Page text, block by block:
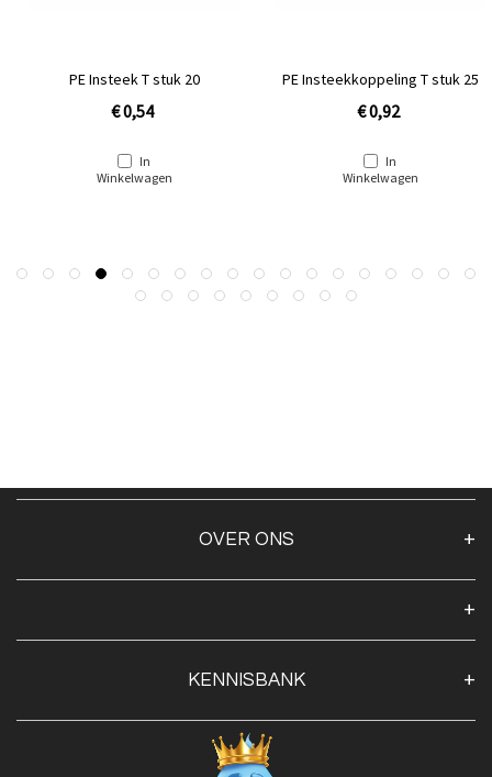
PE Insteek T stuk 20
€ 0,54
In
Winkelwagen
PE Insteekkoppeling T stuk 25
€ 0,92
In
Winkelwagen
OVER ONS
Openingstijden
Contact
Privacy Policy
KENNISBANK
Blog
Advies